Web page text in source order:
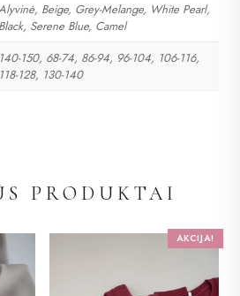
Beige, Grey-Melange, White Pearl,
Black, Serene Blue, Camel
140-150, 68-74, 86-94, 96-104, 106-116,
118-128, 130-140
PRODUKTAI
AKCIJA!